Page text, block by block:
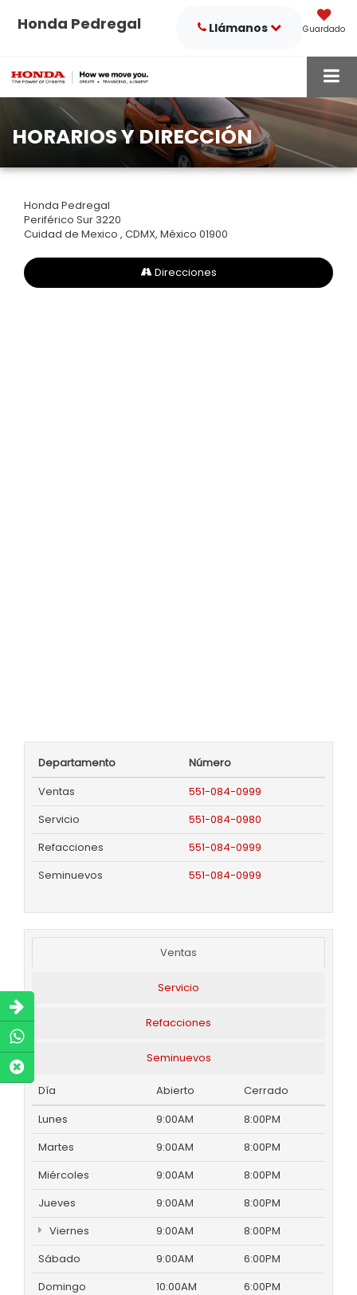
Honda Pedregal Guardado
Llámanos
HORARIOS Y DIRECCIÓN
Honda Pedregal
Periférico Sur 3220
Cuidad de Mexico , CDMX, México 01900
Direcciones
Departamento
Número
Ventas
551-084-0999
Servicio
551-084-0980
Refacciones
551-084-0999
Seminuevos
551-084-0999
Ventas
Servicio
Refacciones
Seminuevos
Día Abierto
Cerrado
Lunes
9:00AM
8:00PM
Martes
9:00AM
8:00PM
Miércoles
9:00AM
8:00PM
Jueves
9:00AM
8:00PM
Viernes
9:00AM
8:00PM
Sábado
9:00AM
6:00PM
Domingo
10:00AM 6:00PM